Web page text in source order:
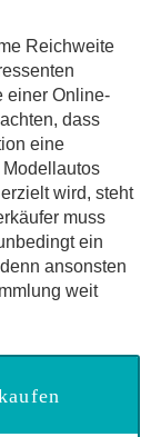
Reichweite
einer Online-
dass
eine
wird, steht
muss
ein
ansonsten
weit